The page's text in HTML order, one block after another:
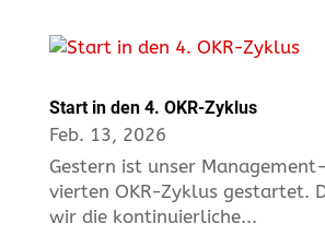
Start in den 4. OKR-Zyklus
Feb. 13, 2026
Gestern ist unser
vierten OKR-Zyklus gestartet.
wir die kontinuierliche...